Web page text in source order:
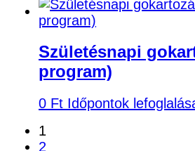
Születésnapi
program)
0 Ft Időpontok
1
2